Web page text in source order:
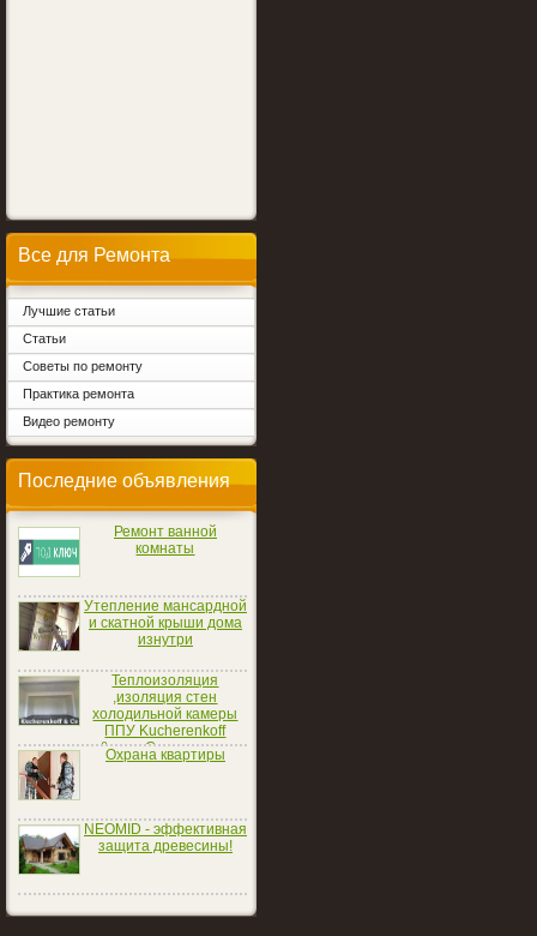
Все для Ремонта
Лучшие статьи
Статьи
Советы по ремонту
Практика ремонта
Видео ремонту
Последние объявления
Ремонт ванной
комнаты
Утепление мансардной
и скатной крыши дома
изнутри
Теплоизоляция
,изоляция стен
холодильной камеры
ППУ Kucherenkoff
&amp; Co
Охрана квартиры
NEOMID - эффективная
защита древесины!